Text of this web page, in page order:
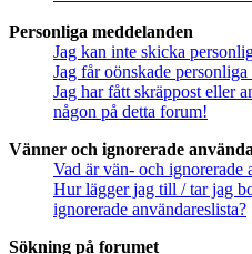
Personliga meddelanden
Jag kan inte skicka
Jag får oönskade
Jag har fått skräppost eller
någon på detta forum!
Vänner och ignorerade
Vad är vän- och ignorerade
Hur lägger jag till / tar jag
ignorerade användareslista?
Sökning på forumet